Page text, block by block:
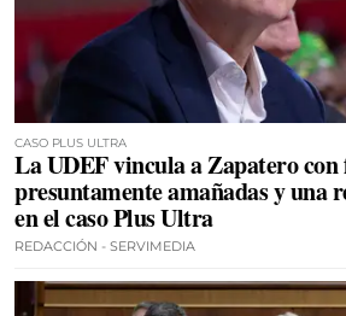
CASO PLUS ULTRA
La UDEF vincula a Zapatero
presuntamente amañadas y una
en el caso Plus Ultra
REDACCIÓN - SERVIMEDIA